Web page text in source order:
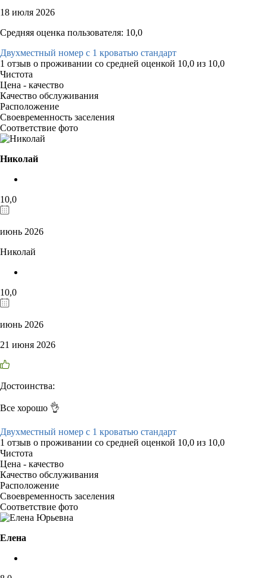
18 июля 2026
Средняя оценка пользователя: 10,0
Двухместный номер с 1 кроватью стандарт
1 отзыв о проживании со средней оценкой 10,0 из 10,0
Чистота
Цена - качество
Качество обслуживания
Расположение
Своевременность заселения
Соответствие фото
Николай
10,0
июнь 2026
Николай
10,0
июнь 2026
21 июня 2026
Достоинства:
Все хорошо 👌
Двухместный номер с 1 кроватью стандарт
1 отзыв о проживании со средней оценкой 10,0 из 10,0
Чистота
Цена - качество
Качество обслуживания
Расположение
Своевременность заселения
Соответствие фото
Елена